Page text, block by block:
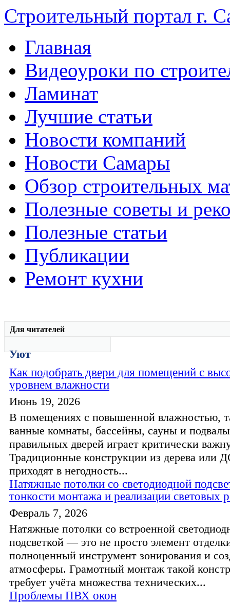
Строительный портал г.
Главная
Видеоуроки по
Ламинат
Лучшие статьи
Новости компаний
Новости Самары
Обзор строительных
Полезные советы и
Полезные статьи
Публикации
Ремонт кухни
Для читателей
Уют
Как подобрать двери для помещений с
уровнем влажности
Июнь 19, 2026
В помещениях с повышенной влажностью,
ванные комнаты, бассейны, сауны и
правильных дверей играет критически
Традиционные конструкции из дерева или
приходят в негодность...
Натяжные потолки со светодиодной
тонкости монтажа и реализации световых
Февраль 7, 2026
Натяжные потолки со встроенной
подсветкой — это не просто элемент
полноценный инструмент зонирования и
атмосферы. Грамотный монтаж такой
требует учёта множества технических...
Проблемы ПВХ окон